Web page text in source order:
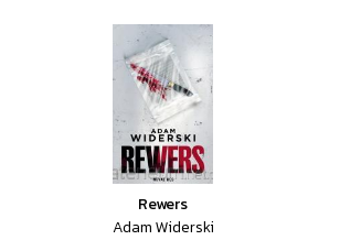
Rewers
Adam Widerski